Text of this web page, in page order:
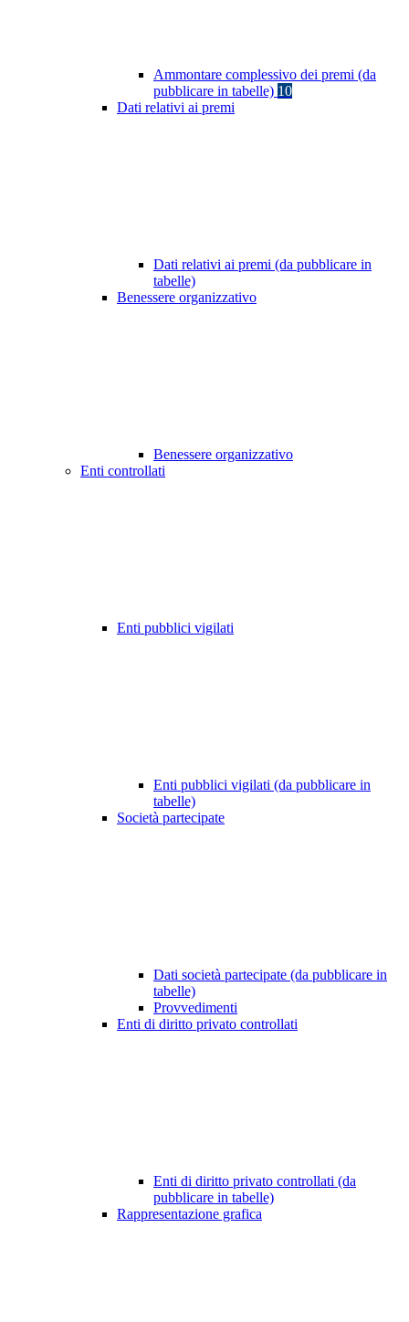
Ammontare complessivo dei premi (da
pubblicare in tabelle) 10
Dati relativi ai premi
Dati relativi ai premi (da pubblicare in
tabelle)
Benessere organizzativo
Benessere organizzativo
Enti controllati
Enti pubblici vigilati
Enti pubblici vigilati (da pubblicare in
tabelle)
Società partecipate
Dati società partecipate (da pubblicare in
tabelle)
Provvedimenti
Enti di diritto privato controllati
Enti di diritto privato controllati (da
pubblicare in tabelle)
Rappresentazione grafica